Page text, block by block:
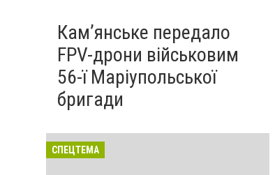
Кам’янське передало
FPV-дрони військовим
56-ї Маріупольської
бригади
СПЕЦТЕМА